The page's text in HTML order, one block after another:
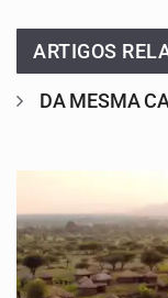
ARTIGOS
DA MESMA